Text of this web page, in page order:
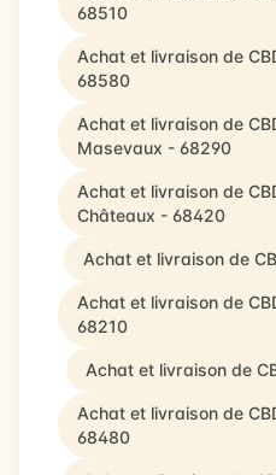
68510
Achat et livraison de
68580
Achat et livraison de
Masevaux - 68290
Achat et livraison de
Châteaux - 68420
Achat et livraison de
Achat et livraison de
68210
Achat et livraison de
Achat et livraison de
68480